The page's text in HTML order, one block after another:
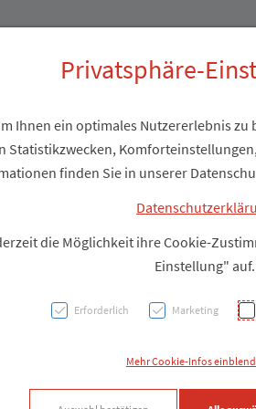
Privatsphäre-
Ihnen ein optimales Nutzererlebnis
Statistikzwecken,
finden Sie in unserer
die Möglichkeit ihre Cookie-
Einstellung" auf.
Erforderlich Marketing
Mehr Cookie-Infos